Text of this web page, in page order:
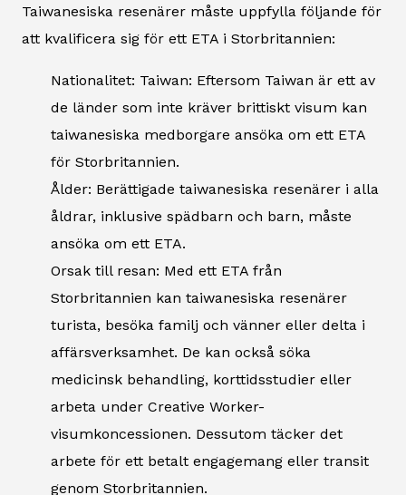
Taiwanesiska resenärer måste uppfylla följande för
att kvalificera sig för ett ETA i Storbritannien:
Nationalitet: Taiwan: Eftersom Taiwan är ett av
de länder som inte kräver brittiskt visum kan
taiwanesiska medborgare ansöka om ett ETA
för Storbritannien.
Ålder: Berättigade taiwanesiska resenärer i alla
åldrar, inklusive spädbarn och barn, måste
ansöka om ett ETA.
Orsak till resan: Med ett ETA från
Storbritannien kan taiwanesiska resenärer
turista, besöka familj och vänner eller delta i
affärsverksamhet. De kan också söka
medicinsk behandling, korttidsstudier eller
arbeta under Creative Worker-
visumkoncessionen. Dessutom täcker det
arbete för ett betalt engagemang eller transit
genom Storbritannien.